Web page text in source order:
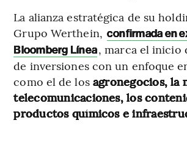
La alianza estratégica de su
Grupo Werthein, confirmada en
Bloomberg Línea, marca el inicio
de inversiones con un enfoque
como el de los agronegocios, la
telecomunicaciones, los
productos químicos e